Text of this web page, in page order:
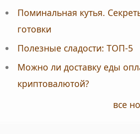
Поминальная кутья.
готовки
Полезные сладости: ТОП-5
Можно ли доставку еды
криптовалютой?
все